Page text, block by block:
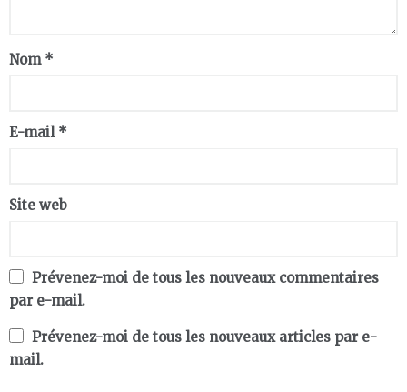
Nom *
E-mail *
Site web
Prévenez-moi de tous les nouveaux commentaires
par e-mail.
Prévenez-moi de tous les nouveaux articles par e-
mail.